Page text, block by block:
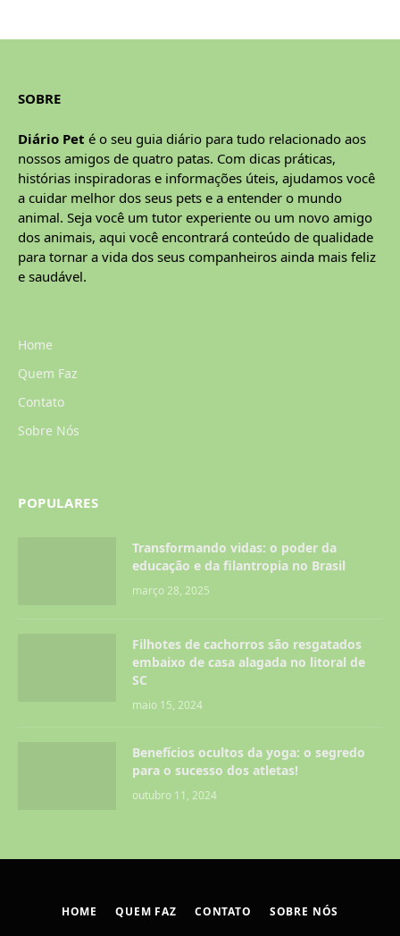
SOBRE
Diário Pet é o seu guia diário para tudo relacionado aos
nossos amigos de quatro patas. Com dicas práticas,
histórias inspiradoras e informações úteis, ajudamos você
a cuidar melhor dos seus pets e a entender o mundo
animal. Seja você um tutor experiente ou um novo amigo
dos animais, aqui você encontrará conteúdo de qualidade
para tornar a vida dos seus companheiros ainda mais feliz
e saudável.
Home
Quem Faz
Contato
Sobre Nós
POPULARES
Transformando vidas: o poder da
educação e da filantropia no Brasil
março 28, 2025
Filhotes de cachorros são resgatados
embaixo de casa alagada no litoral de
SC
maio 15, 2024
Benefícios ocultos da yoga: o segredo
para o sucesso dos atletas!
outubro 11, 2024
HOME QUEM FAZ CONTATO SOBRE NÓS